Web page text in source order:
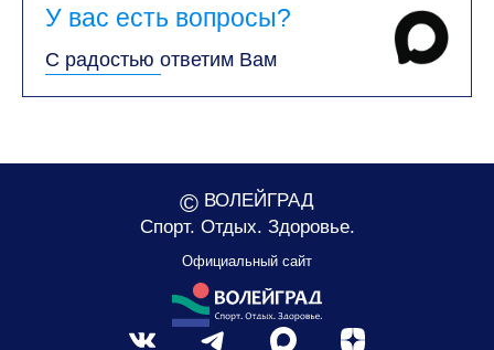
У вас есть вопросы?
С радостью ответим Вам
© ВОЛЕЙГРАД
Спорт. Отдых. Здоровье.
Официальный сайт